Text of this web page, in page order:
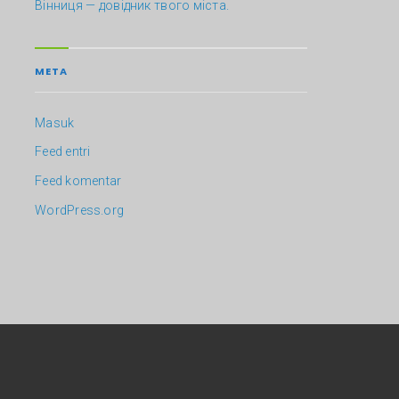
Вінниця — довідник твого міста.
META
Masuk
Feed entri
Feed komentar
WordPress.org